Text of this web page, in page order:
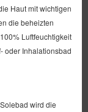
Haut mit wichtigen
die beheizten
Luftfeuchtigkeit
oder Inhalationsbad
wird die